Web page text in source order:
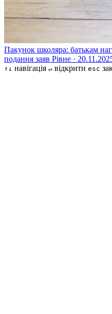
Пакунок школяра: батькам
подання заяв Рівне ·
↑↓ навігація ↵ відкрити esc